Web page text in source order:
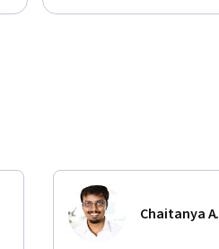
Chaitanya A.